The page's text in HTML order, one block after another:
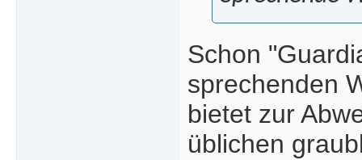
Schon
sprechenden
bietet zur
üblichen